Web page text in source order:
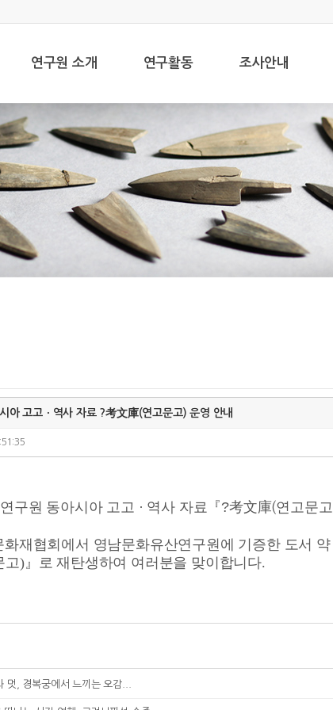
연구원 소개 연구활동 조사안내
아 고고ㆍ역사 자료 ?考文庫(연고문고) 운영 안내
구원 동아시아 고고 · 역사 자료『?考文庫(연고문고
화재협회에서 영남문화유산연구원에 기증한 도서 약
고)』로 재탄생하여 여러분을 맞이합니다.
멋, 경복궁에서 느끼는 오감...